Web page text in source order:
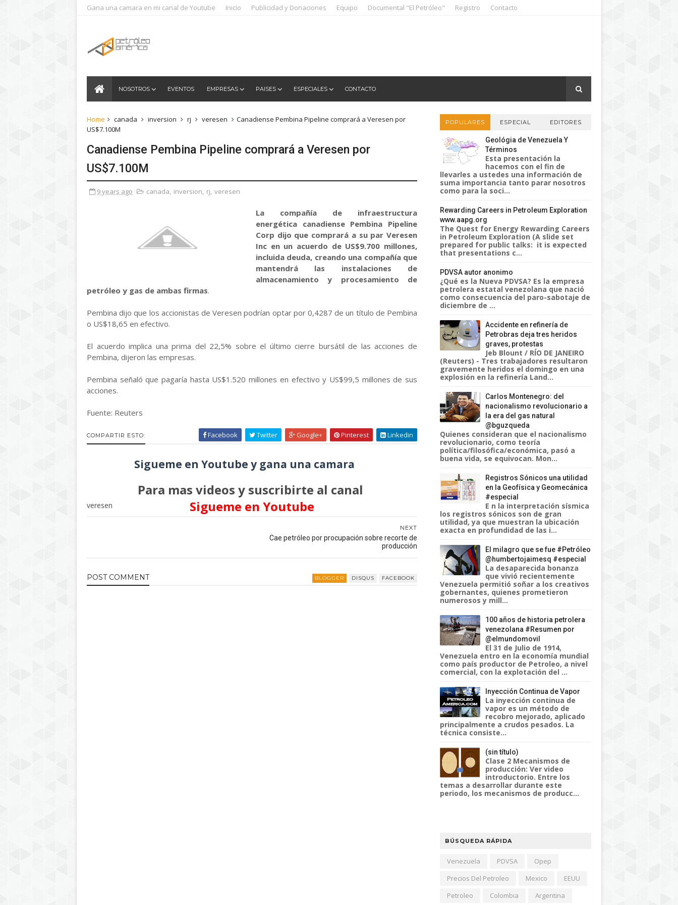
Gana una camara en mi canal de Youtube Inicio Publicidad y Donaciones Equipo Documental "El Petróleo" Registro Contacto
NOSOTROS EVENTOS EMPRESAS PAISES ESPECIALES CONTACTO
Home canada inversion rj veresen
Canadiense Pembina Pipeline comprará a Veresen por
US$7.100M
Canadiense Pembina Pipeline comprará a Veresen por
US$7.100M
9 years ago canada, inversion, rj, veresen
La compañía de infraestructura
energética canadiense Pembina Pipeline
Corp dijo que comprará a su par Veresen
Inc en un acuerdo de US$9.700 millones,
incluida deuda, creando una compañía que
mantendrá las instalaciones de
almacenamiento y procesamiento de
petróleo y gas de ambas firmas.
Pembina dijo que los accionistas de Veresen podrían optar por 0,4287 de un título de Pembina
o US$18,65 en efectivo.
El acuerdo implica una prima del 22,5% sobre el último cierre bursátil de las acciones de
Pembina, dijeron las empresas.
Pembina señaló que pagaría hasta US$1.520 millones en efectivo y US$99,5 millones de sus
acciones.
Fuente: Reuters
COMPARTIR ESTO: Facebook Twitter Google+ Pinterest Linkedin
Sigueme en Youtube y gana una camara
Para mas videos y suscribirte al canal
Sigueme en Youtube
veresen
NEXT
Cae petróleo por procupación sobre recorte de
producción
POST COMMENT BLOGGER DISQUS FACEBOOK
POPULARES ESPECIAL EDITORES
Geológia de Venezuela Y
Términos
Esta presentación la
hacemos con el fin de
llevarles a ustedes una información de
suma importancia tanto parar nosotros
como para la soci...
Rewarding Careers in Petroleum Exploration
www.aapg.org
The Quest for Energy Rewarding Careers
in Petroleum Exploration (A slide set
prepared for public talks: it is expected
that presentations c...
PDVSA autor anonimo
¿Qué es la Nueva PDVSA? Es la empresa
petrolera estatal venezolana que nació
como consecuencia del paro-sabotaje de
diciembre de ...
Accidente en refinería de
Petrobras deja tres heridos
graves, protestas
Jeb Blount / RÍO DE JANEIRO
(Reuters) - Tres trabajadores resultaron
gravemente heridos el domingo en una
explosión en la refinería Land...
Carlos Montenegro: del
nacionalismo revolucionario a
la era del gas natural
@bguzqueda
Quienes consideran que el nacionalismo
revolucionario, como teoría
política/filosófica/económica, pasó a
buena vida, se equivocan. Mon...
Registros Sónicos una utilidad
en la Geofísica y Geomecánica
#especial
E n la interpretación sísmica
los registros sónicos son de gran
utilidad, ya que muestran la ubicación
exacta en profundidad de las i...
El milagro que se fue #Petróleo
@humbertojaimesq #especial
La desaparecida bonanza
que vivió recientemente
Venezuela permitió soñar a los creativos
gobernantes, quienes prometieron
numerosos y mill...
100 años de historia petrolera
venezolana #Resumen por
@elmundomovil
El 31 de Julio de 1914,
Venezuela entro en la economía mundial
como país productor de Petroleo, a nivel
comercial, con la explotación del ...
Inyección Continua de Vapor
La inyección continua de
vapor es un método de
recobro mejorado, aplicado
principalmente a crudos pesados. La
técnica consiste...
(sin título)
Clase 2 Mecanismos de
producción: Ver video
introductorio. Entre los
temas a desarrollar durante este
periodo, los mecanismos de producc...
BÚSQUEDA RÁPIDA
Venezuela PDVSA
Opep
Precios Del Petroleo
Mexico
EEUU
Petroleo
Colombia
Argentina